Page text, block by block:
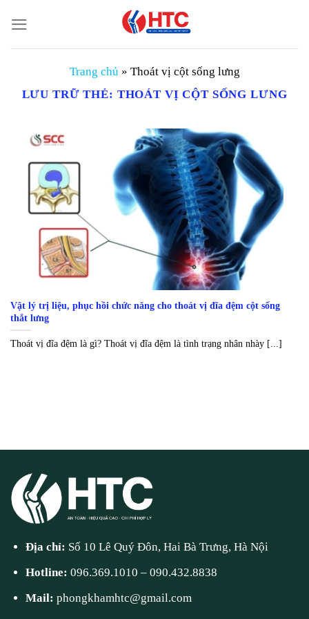
đến
nội
Trang chủ » Thoát vị cột sống lưng
LƯU TRỮ THẺ: THOÁT VỊ CỘT SỐNG LƯNG
Vật lý trị liệu, phục hồi chức năng cho thoát vị đĩa đệm cột sống
thắt lưng
Thoát vị đĩa đệm là gì? Thoát vị đĩa đệm là tình trạng nhân nhày [...]
Địa chỉ: Số 10 Lê Quý Đôn, Hai Bà Trưng, Hà Nội
Hotline:096.369.1010 –090.432.8838
Mail:phongkhamhtc@gmail.com